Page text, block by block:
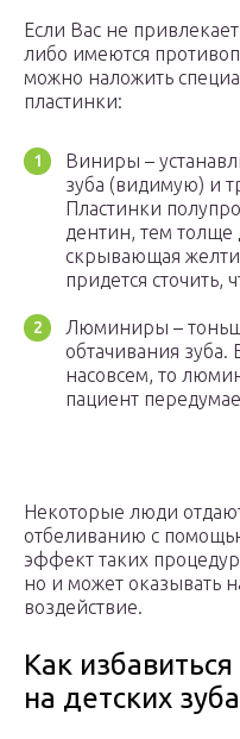
Если Вас не
либо имеются
можно наложить
пластинки:
Виниры –
зуба (видимую) и
Пластинки
дентин, тем толще
скрывающая
придется сточить,
Люминиры –
обтачивания зуба.
насовсем, то
пациент
Некоторые люди
отбеливанию с
эффект таких
но и может оказывать
воздействие.
Как
на детских